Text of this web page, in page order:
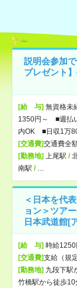
説明会参加
プレゼント
[給 与]無資格未
1350円～ ■週払
内OK ■日収1万
[交通費]交通費全
[勤務地]上尾駅 /
南駅 /
＜日本を代
ョン＞ツア
日本武道館[
[給 与]時給1250
[交通費]支給（規
[勤務地]九段下駅
竹橋駅から徒歩10